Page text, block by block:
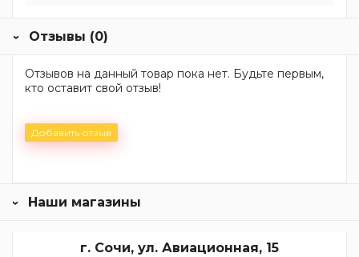
Отзывы (0)
Отзывов на данный товар пока нет. Будьте первым,
кто оставит свой отзыв!
Добавить отзыв
Наши магазины
г. Сочи, ул. Авиационная, 15